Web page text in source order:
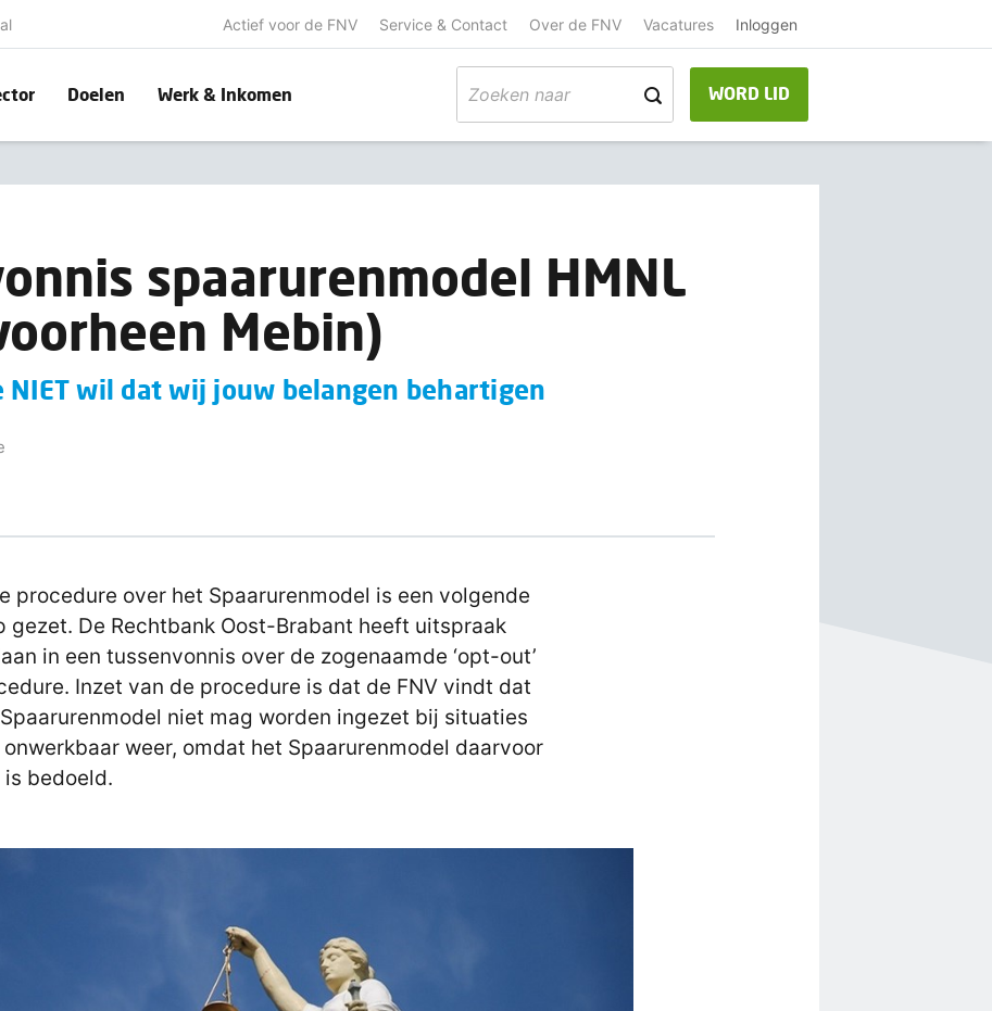
Actief voor de FNV Service & Contact Over de FNV Vacatures Inloggen
Doelen Werk & Inkomen WORD LID
spaarurenmodel HMNL
Mebin)
NIET wil dat wij jouw belangen behartigen
procedure over het Spaarurenmodel is een volgende
gezet. De Rechtbank Oost-Brabant heeft uitspraak
in een tussenvonnis over de zogenaamde ‘opt-out’
Inzet van de procedure is dat de FNV vindt dat
niet mag worden ingezet bij situaties
weer, omdat het Spaarurenmodel daarvoor
is bedoeld.